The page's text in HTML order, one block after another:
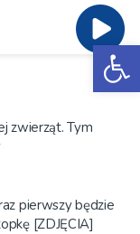
zwierząt. Tym
pierwszy będzie
[ZDJĘCIA]